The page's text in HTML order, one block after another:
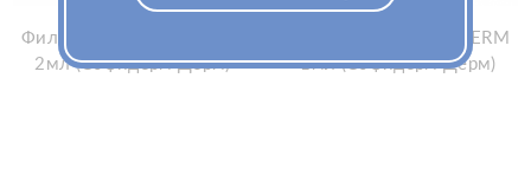
Филлер SOFIDERM DERM
2мл (Софидерм Дерм)
Филлер SOFIDERM DERM
1мл (Софидерм Дерм)